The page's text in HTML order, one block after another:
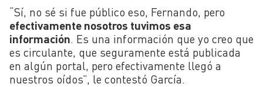
“Sí, no sé si fue público eso, Fernando, pero
efectivamente nosotros tuvimos esa
información. Es una información que yo creo que
es circulante, que seguramente está publicada
en algún portal, pero efectivamente llegó a
nuestros oídos”, le contestó García.